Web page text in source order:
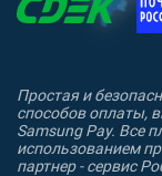
Простая и
способов оплаты,
Samsung Pay. Все
использованием
партнер - сервис